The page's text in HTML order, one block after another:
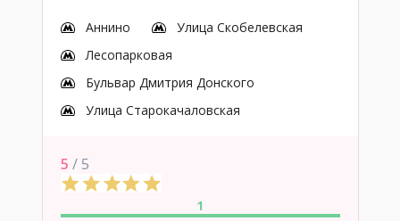
Аннино
Улица Скобелевская
Лесопарковая
Бульвар Дмитрия Донского
Улица Старокачаловская
5 / 5
1